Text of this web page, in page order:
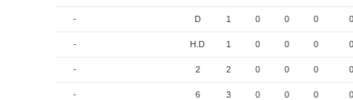
- D 1 0 0 0 0
- H.D 1 0 0 0 0
- 2 2 0 0 0 0
- 6 3 0 0 0 0